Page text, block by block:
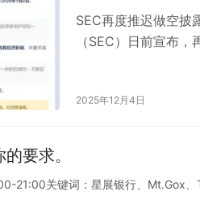
SEC再度推迟做空披
（SEC）日前宣布
2025年12月4日
要求。
21:00关键词：星展银行、Mt.Gox